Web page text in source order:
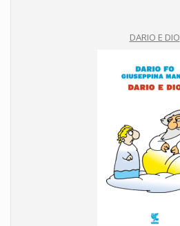
DARIO E DIO